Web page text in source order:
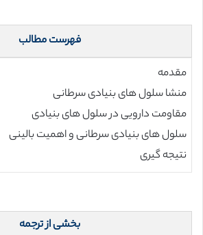
فهرست مطالب
مقدمه
منشا سلول های بنیادی سرطانی
مقاومت دارویی در سلول های بنیادی
سلول های بنیادی سرطانی و اهمیت بالینی
نتیجه گیری
بخشی از ترجمه